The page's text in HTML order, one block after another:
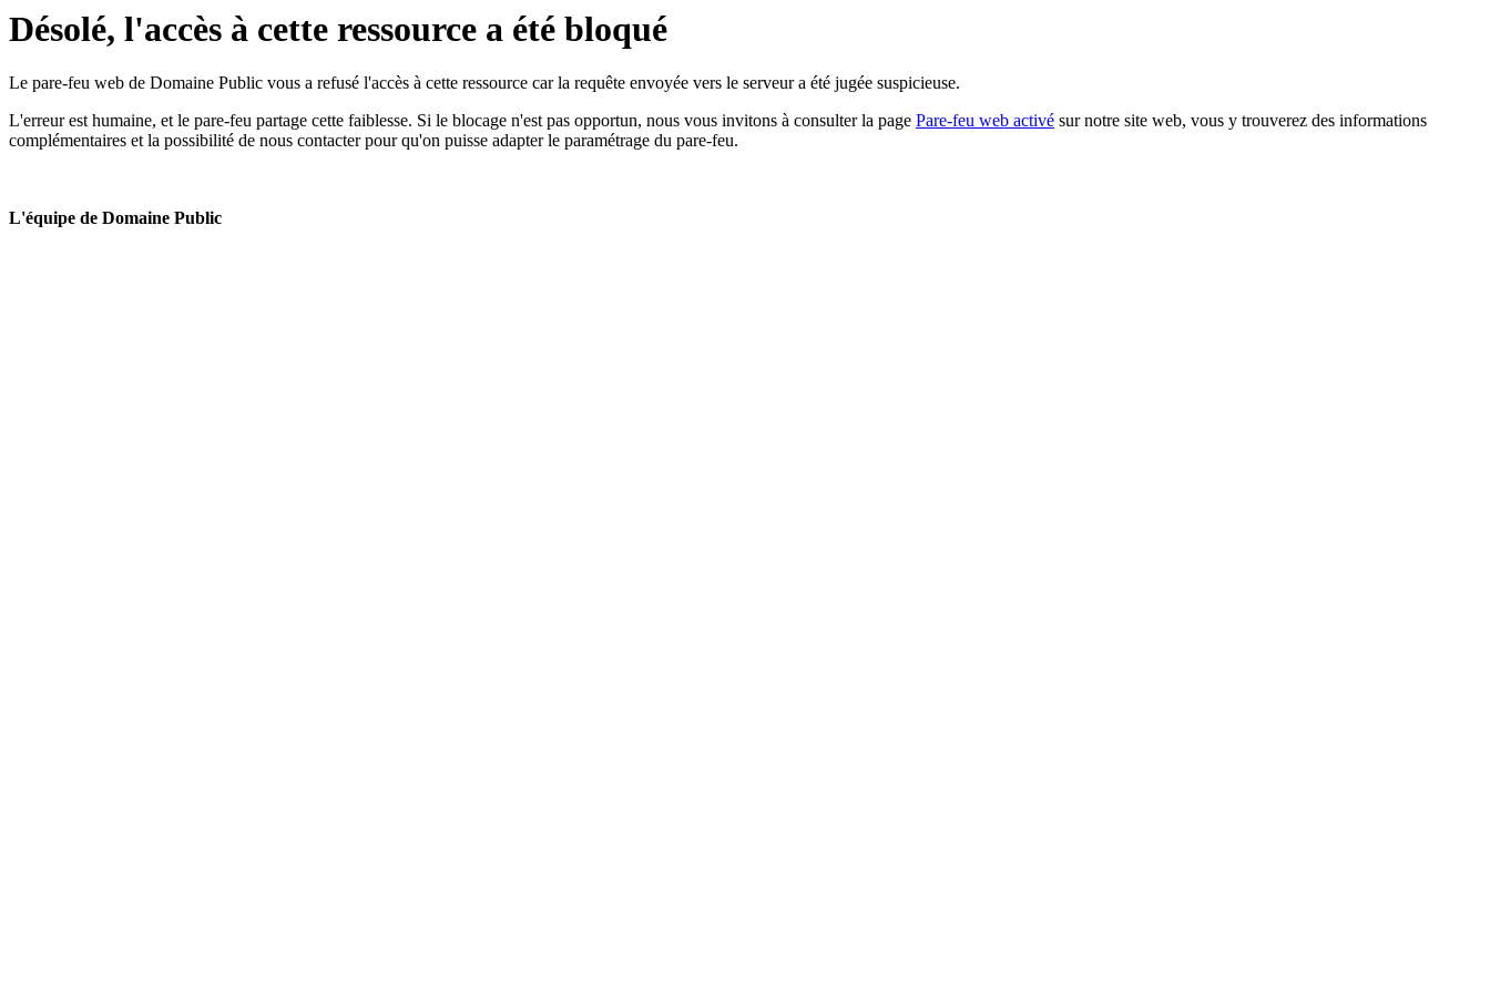
Désolé, l'accès à cette ressource a été bloqué
Le pare-feu web de Domaine Public vous a refusé l'accès à cette ressource car la requête envoyée vers le serveur a été jugée suspicieuse.
L'erreur est humaine, et le pare-feu partage cette faiblesse. Si le blocage n'est pas opportun, nous vous invitons à consulter la page Pare-feu web activé sur notre site web, vous y trouverez des informations
complémentaires et la possibilité de nous contacter pour qu'on puisse adapter le paramétrage du pare-feu.
L'équipe de Domaine Public